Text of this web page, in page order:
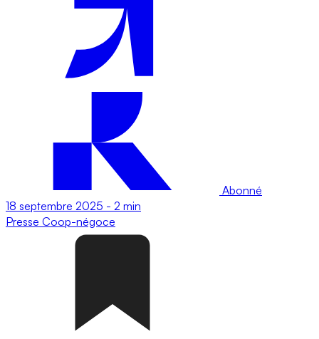
Abonné
18 septembre 2025 - 2 min
Presse Coop-négoce